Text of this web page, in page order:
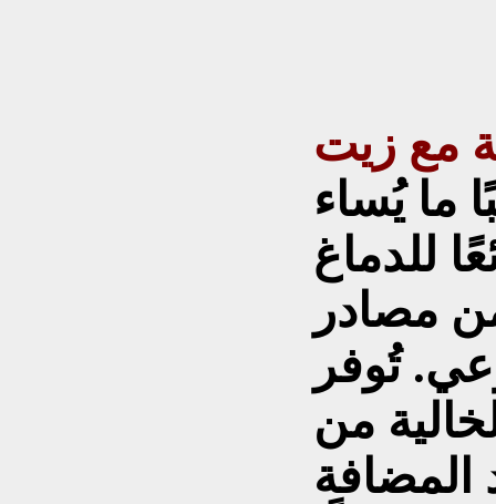
ما يُساء
للدماغ
مصادر
تُوفر
من
المضافة